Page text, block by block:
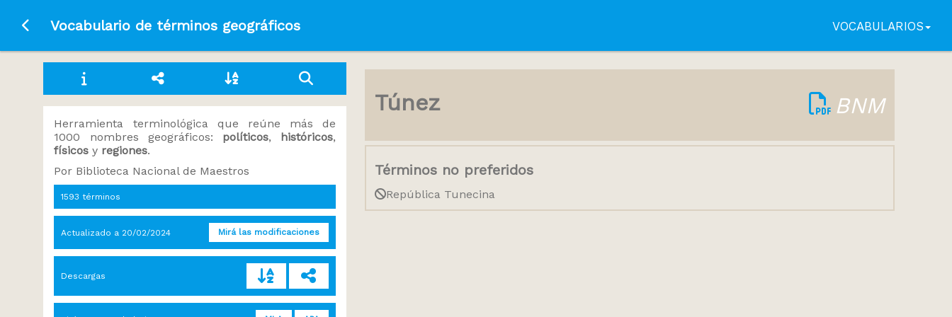
Ir a la página principal
Vocabulario de términos geográficos VOCABULARIOS
Herramienta terminológica que reúne más de
1000 nombres geográficos: políticos, históricos,
físicos y regiones.
Por Biblioteca Nacional de Maestros
1593 términos
Actualizado a 20/02/2024 Mirá las modificaciones
Descargas
Túnez BNM
Términos no preferidos
República Tunecina